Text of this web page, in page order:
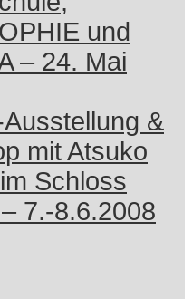
und
– 24. Mai
&
mit Atsuko
Schloss
7.-8.6.2008